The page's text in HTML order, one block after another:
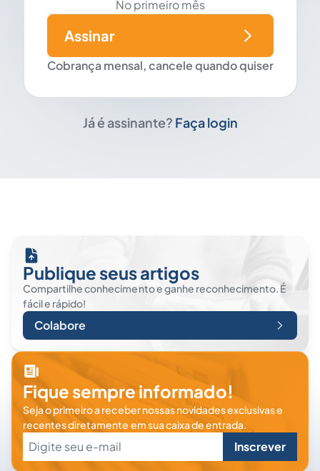
No primeiro mês
Cobrança mensal, cancele quando quiser
Assinar
Já é assinante? Faça login
Publique seus artigos
Compartilhe conhecimento e ganhe reconhecimento. É
fácil e rápido!
Colabore
Fique sempre informado!
Seja o primeiro a receber nossas novidades exclusivas e
recentes diretamente em sua caixa de entrada.
Inscrever